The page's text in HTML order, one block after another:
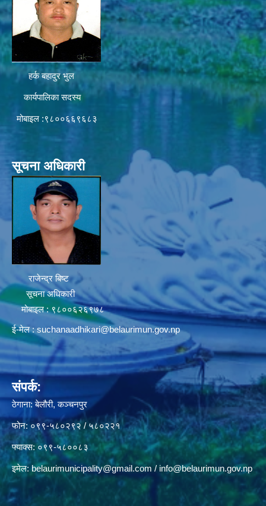
हर्क बहादुर भुल
कार्यपालिका सदस्य
मोबाइल :९८००६६९६८३
सूचना अधिकारी
राजेन्द्र बिष्ट
सूचना अधिकारी
मोबाइल : ९८००६२६९७८
ई-मेल : suchanaadhikari@belaurimun.gov.np
संपर्क:
ठेगाना: बेलौरी, कञ्चनपुर
फोन: ०९९-५८०२९२ / ५८०२२१
फ्याक्स: ०९९-५८००८३
इमेल:belaurimunicipality@gmail.com / info@belaurimun.gov.np